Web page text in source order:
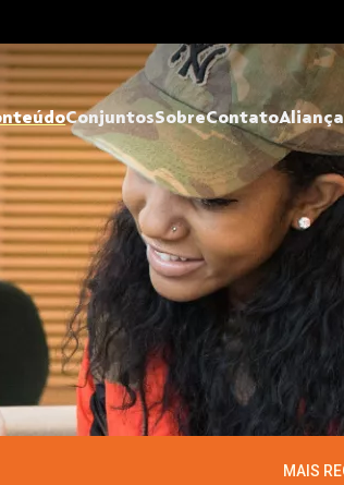
ConjuntosSobreContato
MAIS